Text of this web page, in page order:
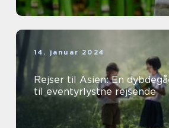
14. januar 2024
Rejser til Asien: En
til eventyrlystne rejsende